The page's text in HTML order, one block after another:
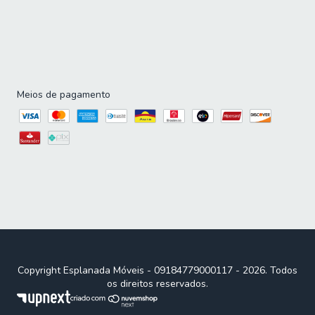
Cada pessoa possui preferências diferentes quando o
assunto é conforto. Por isso, os colchões de solteiro
estão disponíveis em diversas tecnologias e níveis de
suporte, atendendo desde crianças e adolescentes até
Renove seu quarto com os
Renovar seu dormitório com mais conforto se tornou fácil.
Meios de pagamento
Copyright Esplanada Móveis - 09184779000117 - 2026. Todos
os direitos reservados.